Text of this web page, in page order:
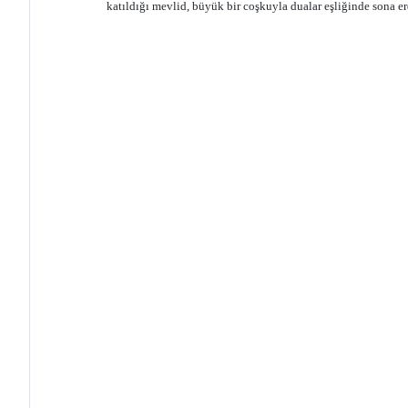
katıldığı mevlid, büyük bir coşkuyla dualar eşliğinde sona